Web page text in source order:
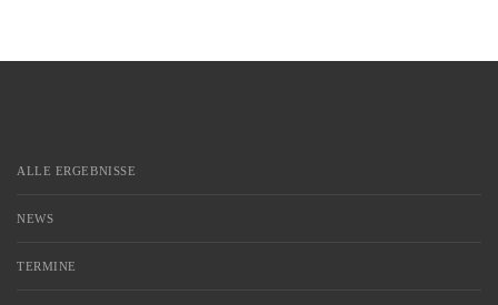
ALLE ERGEBNISSE
NEWS
TERMINE